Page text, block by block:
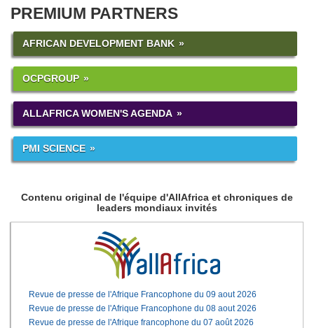
PREMIUM PARTNERS
AFRICAN DEVELOPMENT BANK
OCPGROUP
ALLAFRICA WOMEN'S AGENDA
PMI SCIENCE
Contenu original de l'équipe d'AllAfrica et chroniques de
leaders mondiaux invités
Revue de presse de l'Afrique Francophone du 09 aout 2026
Revue de presse de l'Afrique Francophone du 08 aout 2026
Revue de presse de l'Afrique francophone du 07 août 2026